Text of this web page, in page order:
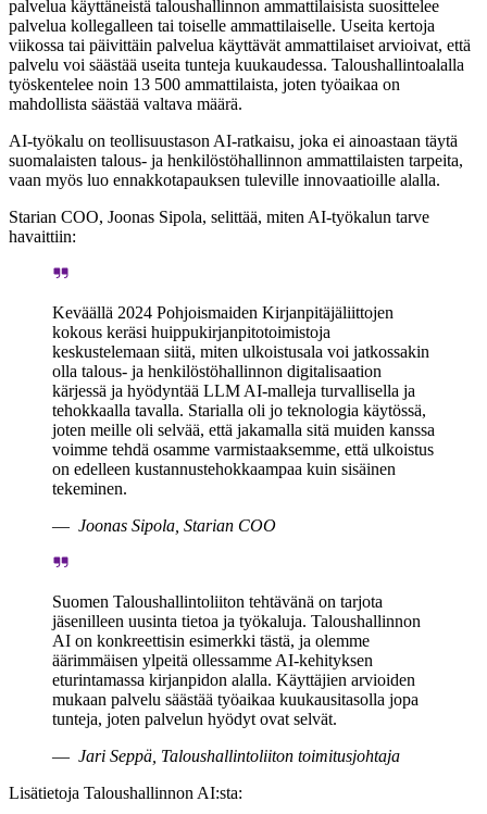
palvelua käyttäneistä taloushallinnon ammattilaisista suosittelee
palvelua kollegalleen tai toiselle ammattilaiselle. Useita kertoja
viikossa tai päivittäin palvelua käyttävät ammattilaiset arvioivat, että
palvelu voi säästää useita tunteja kuukaudessa. Taloushallintoalalla
työskentelee noin 13 500 ammattilaista, joten työaikaa on
mahdollista säästää valtava määrä.
AI-työkalu on teollisuustason AI-ratkaisu, joka ei ainoastaan täytä
suomalaisten talous- ja henkilöstöhallinnon ammattilaisten tarpeita,
vaan myös luo ennakkotapauksen tuleville innovaatioille alalla.
Starian COO, Joonas Sipola, selittää, miten AI-työkalun tarve
havaittiin:
Keväällä 2024 Pohjoismaiden Kirjanpitäjäliittojen
kokous keräsi huippukirjanpitotoimistoja
keskustelemaan siitä, miten ulkoistusala voi jatkossakin
olla talous- ja henkilöstöhallinnon digitalisaation
kärjessä ja hyödyntää LLM AI-malleja turvallisella ja
tehokkaalla tavalla. Starialla oli jo teknologia käytössä,
joten meille oli selvää, että jakamalla sitä muiden kanssa
voimme tehdä osamme varmistaaksemme, että ulkoistus
on edelleen kustannustehokkaampaa kuin sisäinen
tekeminen.
Joonas Sipola, Starian COO
Suomen Taloushallintoliiton tehtävänä on tarjota
jäsenilleen uusinta tietoa ja työkaluja. Taloushallinnon
AI on konkreettisin esimerkki tästä, ja olemme
äärimmäisen ylpeitä ollessamme AI-kehityksen
eturintamassa kirjanpidon alalla. Käyttäjien arvioiden
mukaan palvelu säästää työaikaa kuukausitasolla jopa
tunteja, joten palvelun hyödyt ovat selvät.
Jari Seppä, Taloushallintoliiton toimitusjohtaja
Lisätietoja Taloushallinnon AI:sta: